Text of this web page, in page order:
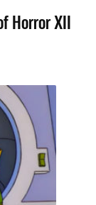
Horror XII